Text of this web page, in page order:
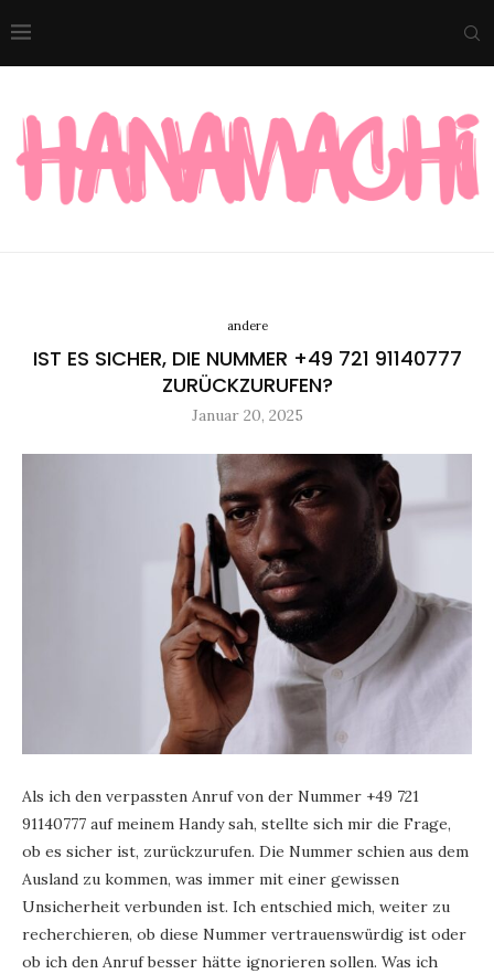
andere
IST ES SICHER, DIE NUMMER +49 721 91140777
ZURÜCKZURUFEN?
Januar 20, 2025
Als ich den verpassten Anruf von der Nummer +49 721
91140777 auf meinem Handy sah, stellte sich mir die Frage,
ob es sicher ist, zurückzurufen. Die Nummer schien aus dem
Ausland zu kommen, was immer mit einer gewissen
Unsicherheit verbunden ist. Ich entschied mich, weiter zu
recherchieren, ob diese Nummer vertrauenswürdig ist oder
ob ich den Anruf besser hätte ignorieren sollen. Was ich